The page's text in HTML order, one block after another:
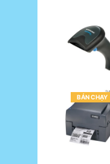
BÁN CHẠY